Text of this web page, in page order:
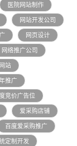
医院网站制作
网站开发公司
网页设计
网络推广公司
站
推广
竞价广告位
爱采购店铺
百度爱采购推广
定制开发